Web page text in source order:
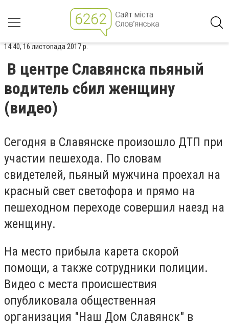
14:40, 16 листопада 2017 р.
В центре Славянска пьяный
водитель сбил женщину
(видео)
Сегодня в Славянске произошло ДТП при
участии пешехода. По словам
свидетелей, пьяный мужчина проехал на
красный свет светофора и прямо на
пешеходном переходе совершил наезд на
женщину.
На место прибыла карета скорой
помощи, а также сотрудники полиции.
Видео с места происшествия
опубликовала общественная
организация "Наш Дом Славянск" в